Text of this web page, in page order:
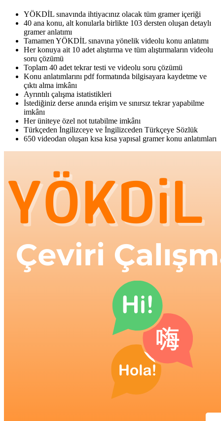
YÖKDİL sınavında ihtiyacınız olacak tüm gramer içeriği
40 ana konu, alt konularla birlikte 103 dersten oluşan detaylı
gramer anlatımı
Tamamen YÖKDİL sınavına yönelik videolu konu anlatımı
Her konuya ait 10 adet alıştırma ve tüm alıştırmaların videolu
soru çözümü
Toplam 40 adet tekrar testi ve videolu soru çözümü
Konu anlatımlarını pdf formatında bilgisayara kaydetme ve
çıktı alma imkânı
Ayrıntılı çalışma istatistikleri
İstediğiniz derse anında erişim ve sınırsız tekrar yapabilme
imkânı
Her üniteye özel not tutabilme imkânı
Türkçeden İngilizceye ve İngilizceden Türkçeye Sözlük
650 videodan oluşan kısa kısa yapısal gramer konu anlatımları